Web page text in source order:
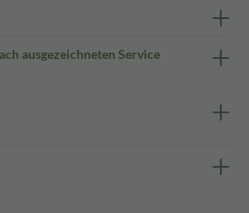
ausgezeichneten Service